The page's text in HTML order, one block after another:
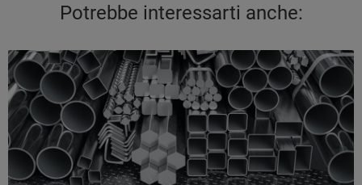
Potrebbe interessarti anche: